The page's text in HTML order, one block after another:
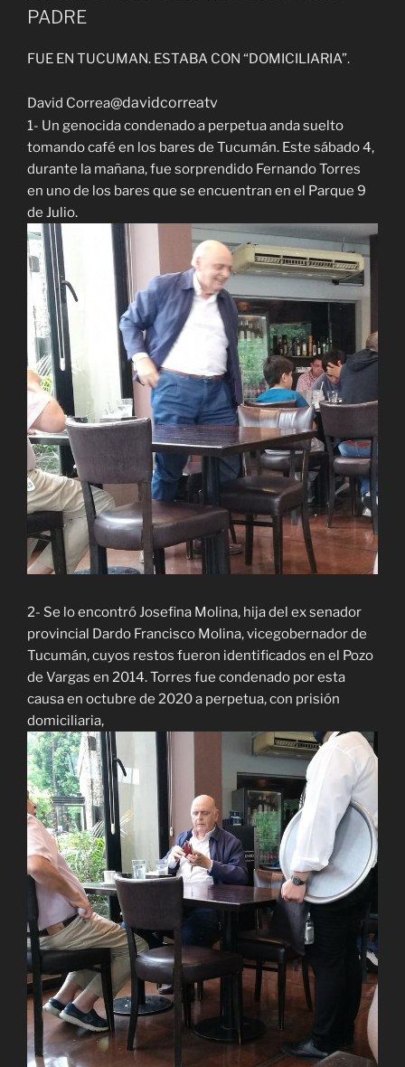
PADRE
FUE EN TUCUMAN. ESTABA CON “DOMICILIARIA”.
David Correa@davidcorreatv
1- Un genocida condenado a perpetua anda suelto
tomando café en los bares de Tucumán. Este sábado 4,
durante la mañana, fue sorprendido Fernando Torres
en uno de los bares que se encuentran en el Parque 9
de Julio.
2- Se lo encontró Josefina Molina, hija del ex senador
provincial Dardo Francisco Molina, vicegobernador de
Tucumán, cuyos restos fueron identificados en el Pozo
de Vargas en 2014. Torres fue condenado por esta
causa en octubre de 2020 a perpetua, con prisión
domiciliaria,